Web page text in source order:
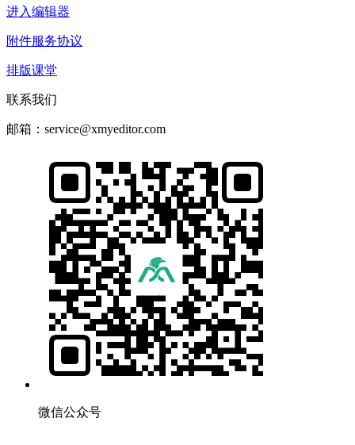
进入编辑器
附件服务协议
排版课堂
联系我们
邮箱：service@xmyeditor.com
微信公众号